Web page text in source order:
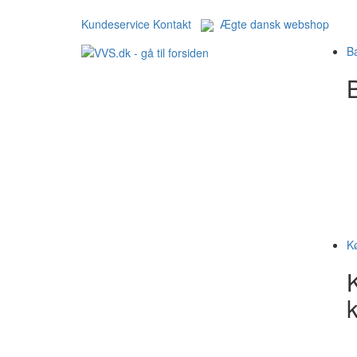
Kundeservice Kontakt
Ægte dansk webshop